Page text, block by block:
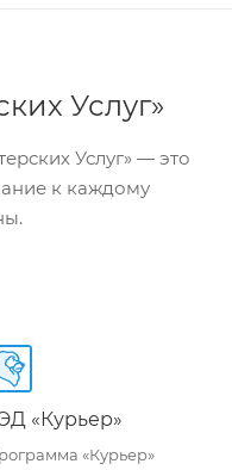
Услуг» — это
к каждому
«Курьер»
«Курьер»
Услуг»